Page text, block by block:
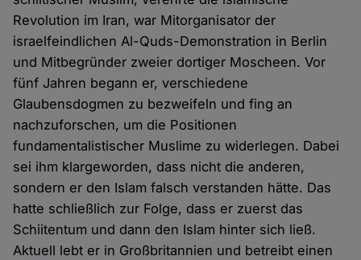
Revolution im Iran, war Mitorganisator der
israelfeindlichen Al-Quds-Demonstration in Berlin
und Mitbegründer zweier dortiger Moscheen. Vor
fünf Jahren begann er, verschiedene
Glaubensdogmen zu bezweifeln und fing an
nachzuforschen, um die Positionen
fundamentalistischer Muslime zu widerlegen. Dabei
sei ihm klargeworden, dass nicht die anderen,
sondern er den Islam falsch verstanden hätte. Das
hatte schließlich zur Folge, dass er zuerst das
Schiitentum und dann den Islam hinter sich ließ.
Aktuell lebt er in Großbritannien und betreibt einen